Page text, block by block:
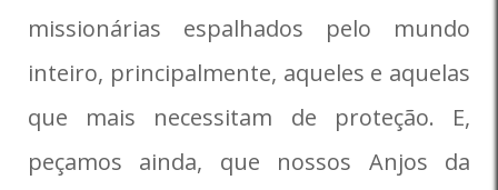
missionárias espalhados pelo mundo
inteiro, principalmente, aqueles e aquelas
que mais necessitam de proteção. E,
peçamos ainda, que nossos Anjos da